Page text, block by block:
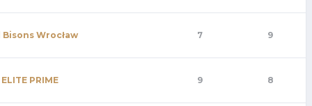
Bisons Wrocław 7 9
ELITE PRIME 9 8